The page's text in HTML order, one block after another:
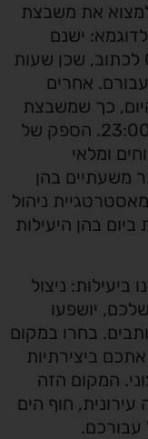
את משבצת
ישנם
ב-04:00 לכתוב, שכן שעות
אחרים
כך שמשבצת
הזמן שלהם היא בין 21:00 ל-23:00. הספק של
ומלאי
בהן
ניהול
בהן היעילות
ניצול
יושפעו
בחרו במקום
ביצירתיות
המקום הזה
חוף הים